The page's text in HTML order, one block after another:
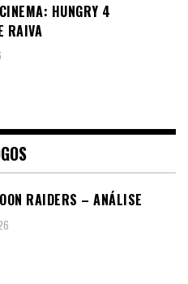
HUNGRY 4
RAIVA
RAIDERS – ANÁLISE